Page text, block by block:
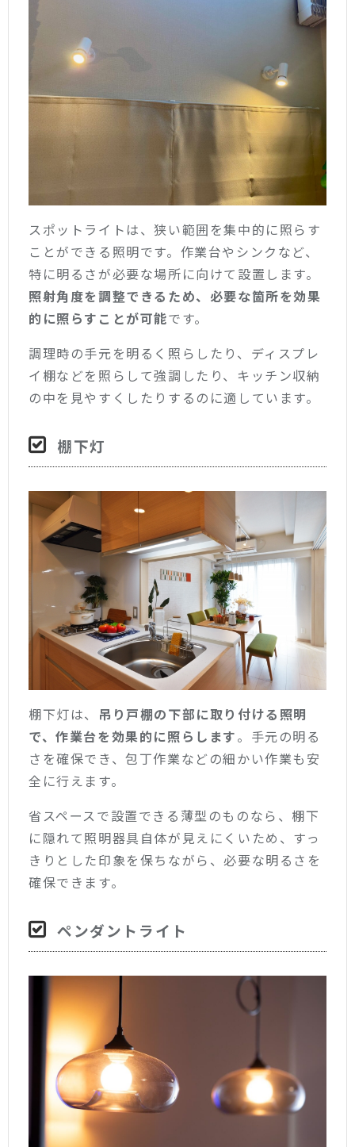
スポットライトは、狭い範囲を集中的に照らす
ことができる照明です。作業台やシンクなど、
特に明るさが必要な場所に向けて設置します。
照射角度を調整できるため、必要な箇所を効果
的に照らすことが可能です。
調理時の手元を明るく照らしたり、ディスプレ
イ棚などを照らして強調したり、キッチン収納
の中を見やすくしたりするのに適しています。
棚下灯
棚下灯は、 吊り戸棚の下部に取り付ける照明
で、作業台を効果的に照らします。手元の明る
さを確保でき、包丁作業などの細かい作業も安
全に行えます。
省スペースで設置できる薄型のものなら、棚下
に隠れて照明器具自体が見えにくいため、すっ
きりとした印象を保ちながら、必要な明るさを
確保できます。
ペンダントライト